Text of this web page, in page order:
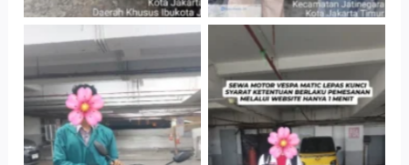
Cityplaza
Cityplaza